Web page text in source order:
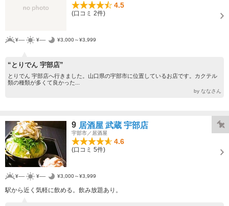
4.5
(口コミ 2件)
¥---- ¥---- ¥3,000～¥3,999
“とりでん 宇部店”
とりでん 宇部店へ行きました。山口県の宇部市に位置しているお店です。カクテル
類の種類が多くて良かった...
by ななさん
9 居酒屋 武蔵 宇部店
宇部市／居酒屋
4.6
(口コミ 5件)
¥---- ¥---- ¥3,000～¥3,999
駅から近く気軽に飲める。飲み放題あり。